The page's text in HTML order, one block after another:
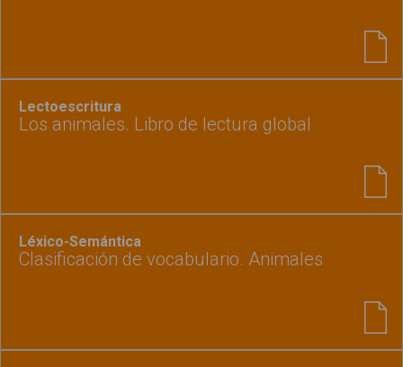
Lectoescritura
Los animales. Libro de lectura global
Léxico-Semántica
Clasificación de vocabulario. Animales